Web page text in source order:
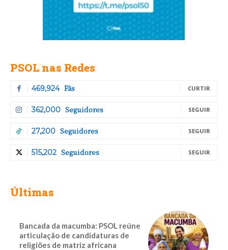
PSOL nas Redes
469,924 Fãs CURTIR
362,000 Seguidores SEGUIR
27,200 Seguidores SEGUIR
515,202 Seguidores SEGUIR
Últimas
Bancada da macumba: PSOL reúne
articulação de candidaturas de
religiões de matriz africana